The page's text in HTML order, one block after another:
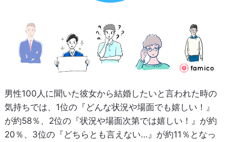
男性100人に聞いた彼女から結婚したいと言われた時の
気持ちでは、1位の『どんな状況や場面でも嬉しい！』
が約58％、2位の『状況や場面次第では嬉しい！』が約
20％、3位の『どちらとも言えない…』が約11％となっ